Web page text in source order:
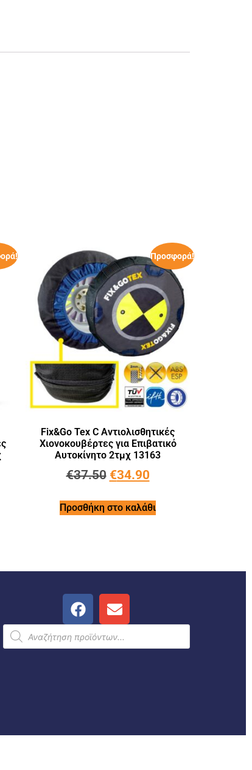
Προσφορά!
Fix&Go Tex C Αντιολισθητικές
Χιονοκουβέρτες για Επιβατικό
Αυτοκίνητο 2τμχ 13163
€37.50 €34.90
Προσθήκη στο καλάθι